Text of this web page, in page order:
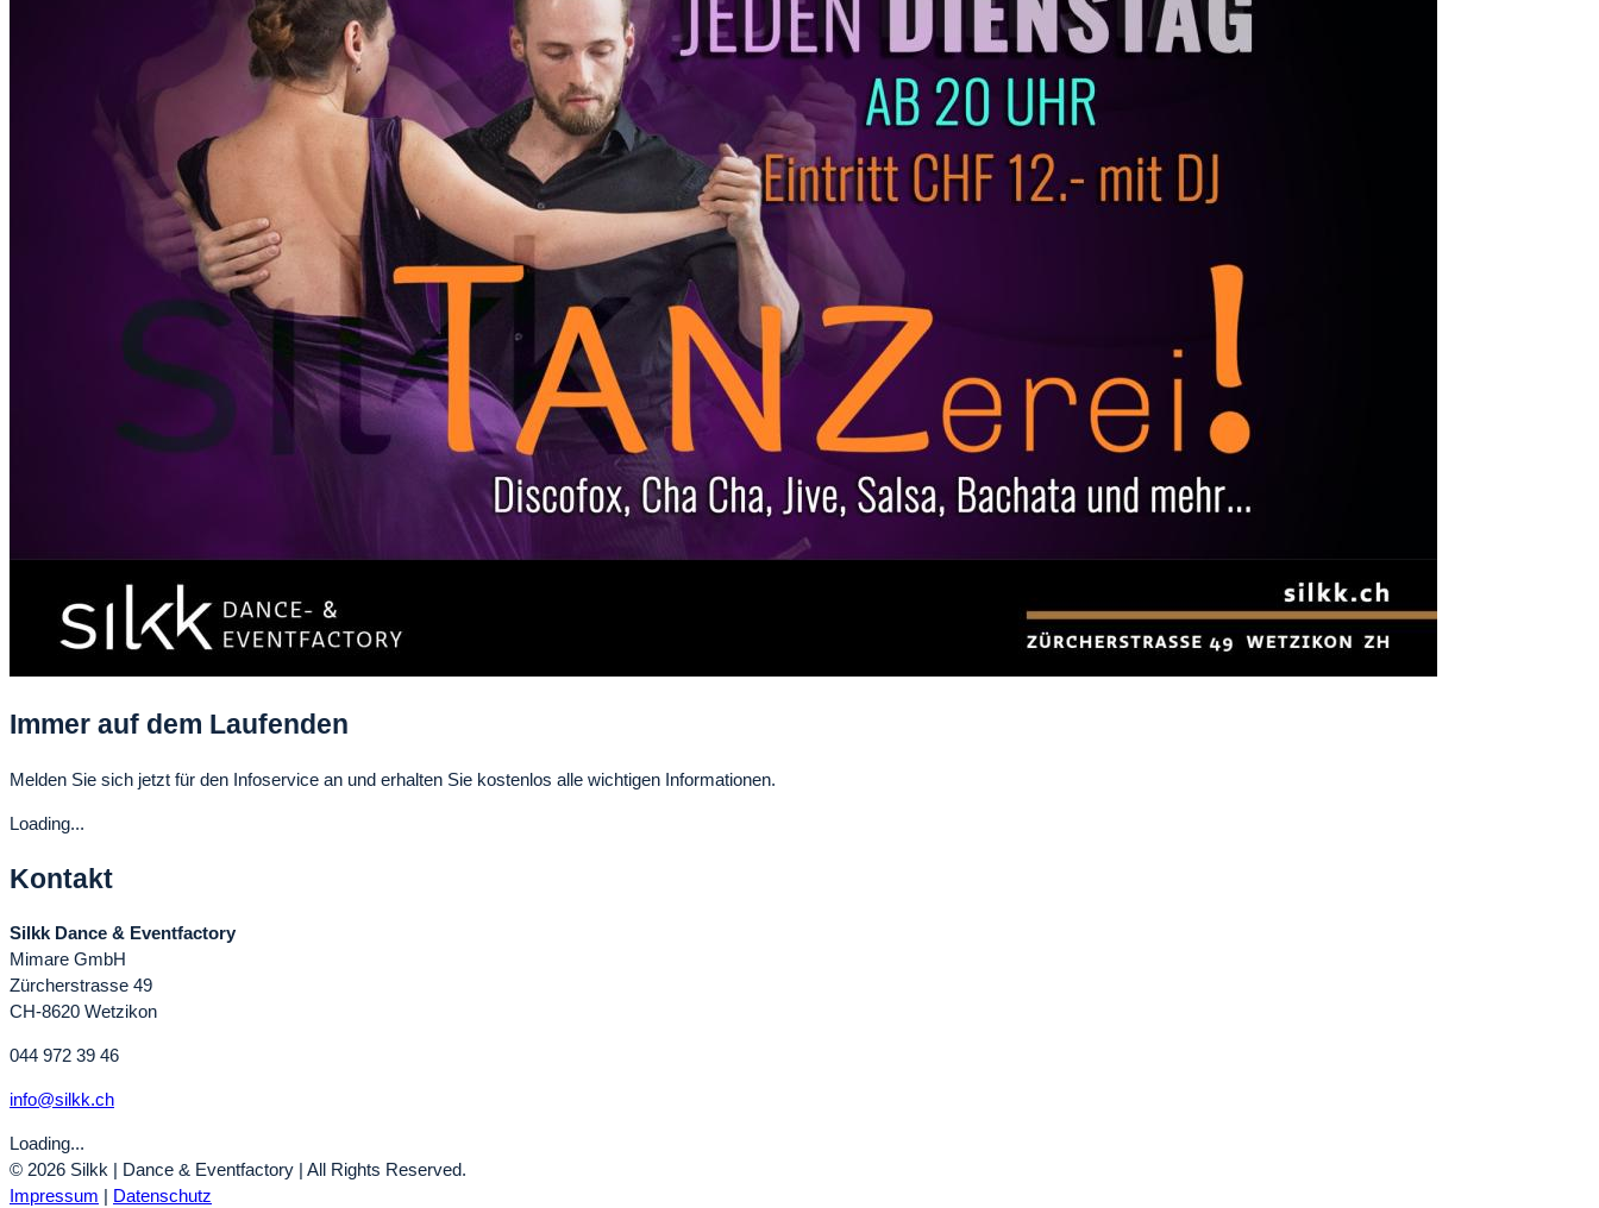
Immer auf dem Laufenden
Melden Sie sich jetzt für den Infoservice an und erhalten Sie kostenlos alle wichtigen Informationen.
Loading...
Kontakt
Silkk Dance & Eventfactory
Mimare GmbH
Zürcherstrasse 49
CH-8620 Wetzikon
044 972 39 46
info@silkk.ch
Loading...
© 2026 Silkk | Dance & Eventfactory | All Rights Reserved.
Impressum
Datenschutz